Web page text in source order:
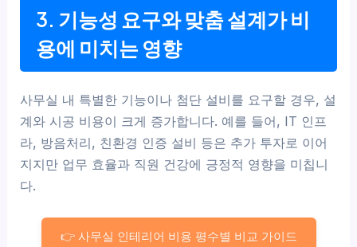
3. 기능성 요구와 맞춤 설계가 비
용에 미치는 영향
사무실 내 특별한 기능이나 첨단 설비를 요구할 경우, 설
계와 시공 비용이 크게 증가합니다. 예를 들어, IT 인프
라, 방음처리, 친환경 인증 설비 등은 추가 투자로 이어
지지만 업무 효율과 직원 건강에 긍정적 영향을 미칩니
다.
👉 사무실 인테리어 비용 평수별 비교 가이드